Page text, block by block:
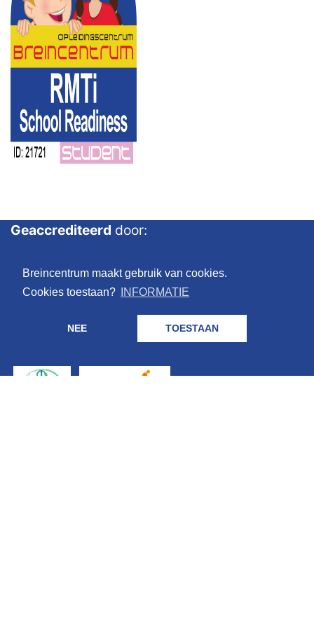
Breincentrum maakt gebruik van cookies.
Cookies toestaan?
INFORMATIE
NEE TOESTAAN
Geaccrediteerd door: